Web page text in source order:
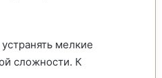
мелкие
сложности. К